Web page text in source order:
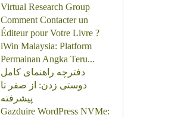
Virtual Research Group
Comment Contacter un
Éditeur pour Votre Livre ?
iWin Malaysia: Platform
Permainan Angka Teru...
دفترچه راهنمای کامل
دوستی زدن: از صفر تا
پیشرفته
Gazduire WordPress NVMe: